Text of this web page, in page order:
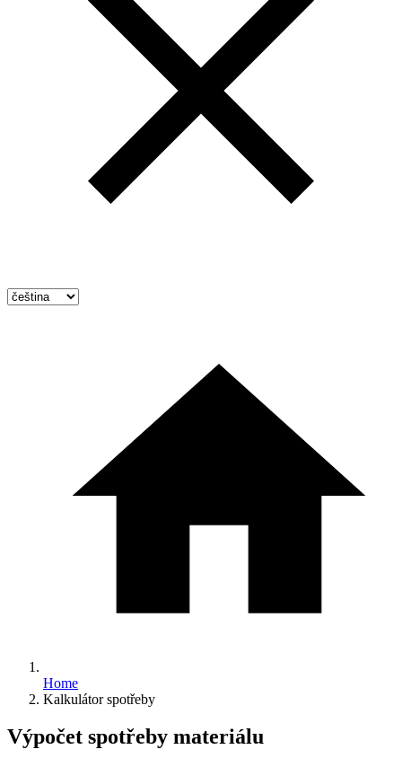
Home
Kalkulátor spotřeby
Výpočet spotřeby materiálu